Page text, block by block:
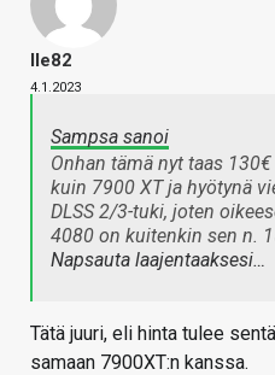
Ile82
4.1.2023
Sampsa sanoi
Onhan tämä nyt taas
kuin 7900 XT ja hyötynä
DLSS 2/3-tuki, joten
4080 on kuitenkin sen n.
Napsauta laajentaaksesi…
Tätä juuri, eli hinta tulee
samaan 7900XT:n kanssa.